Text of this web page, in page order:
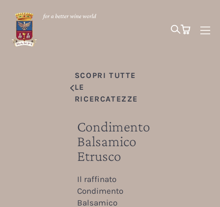
SCOPRI TUTTE
LE
RICERCATEZZE
Condimento
Balsamico
Etrusco
Il raffinato
Condimento
Balsamico